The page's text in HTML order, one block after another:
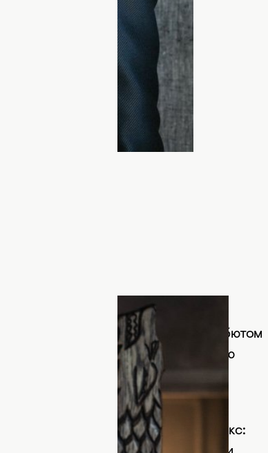
роль Сансы Старк, ставшей ее дебютом
престолов" принесло ей всемирную
премию Гильдии киноактеров
много таких фильмов, как "Люди Икс: